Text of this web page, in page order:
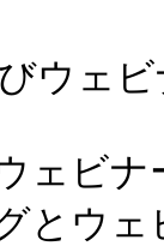
ウェ
ェビ
とウ